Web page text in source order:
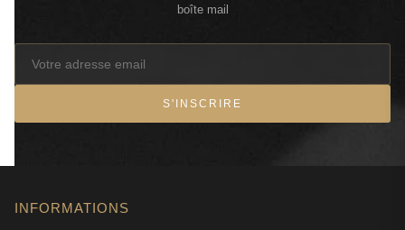
boîte mail
S'INSCRIRE
INFORMATIONS